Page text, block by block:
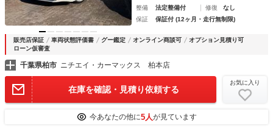
整備
法定整備付 修復
なし
保証
保証付 (12ヶ月・走行無制限)
販売店保証 車両状態評価書 グー鑑定 オンライン商談可
オプション見積り可
ローン仮審査
千葉県柏市 ニチエイ・カーマックス 柏本店
在庫を確認・見積り依頼する
お気に入り
今あなたの他に5人が見ています